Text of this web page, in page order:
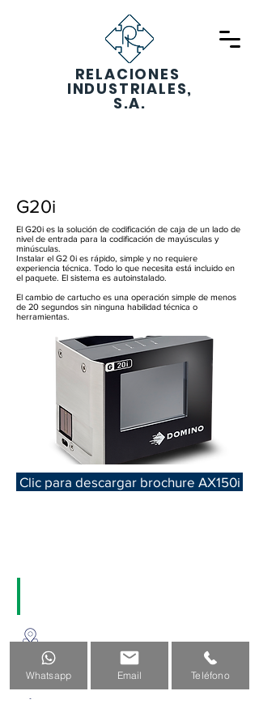
Botón
RELACIONES
INDUSTRIALES,
S.A.
G20i
El G20i es la solución de codificación de caja de un lado de
nivel de entrada para la codificación de mayúsculas y
minúsculas.
Instalar el G2 0i es rápido, simple y no requiere
experiencia técnica. Todo lo que necesita está incluido en
el paquete. El sistema es autoinstalado.
El cambio de cartucho es una operación simple de menos
de 20 segundos sin ninguna habilidad técnica o
herramientas.
Clic para descargar brochure AX150i
(502) 2505-5300
(502)
Whatsapp Email Teléfono